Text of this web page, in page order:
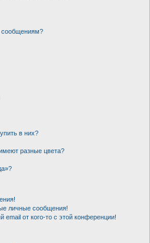
сообщениям?
в них?
разные цвета?
личные сообщения!
от кого-то с этой конференции!